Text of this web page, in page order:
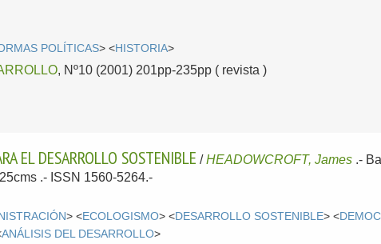
POLÍTICAS> <HISTORIA>
, Nº10 (2001) 201pp-235pp ( revista )
EL DESARROLLO SOSTENIBLE /HEADOWCROFT, James .-
.- ISSN 1560-5264.-
> <ECOLOGISMO> <DESARROLLO SOSTENIBLE> <
ANÁLISIS DEL DESARROLLO>